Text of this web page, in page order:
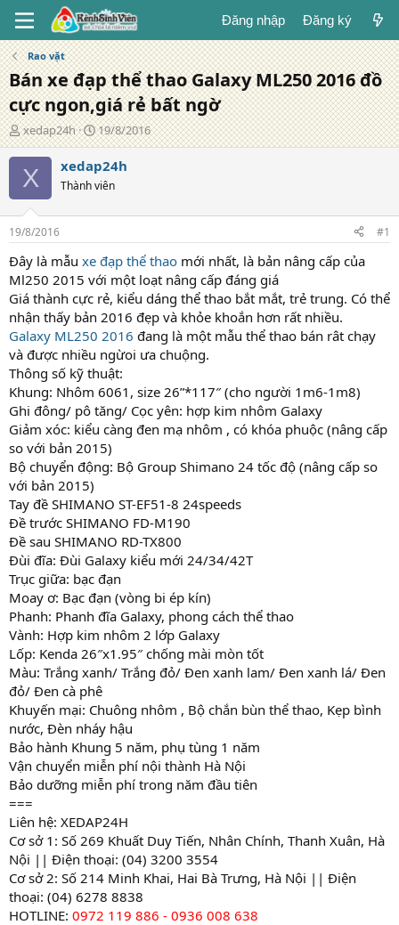
Đăng nhập Đăng ký
Rao vặt
Bán xe đạp thể thao Galaxy ML250 2016 đồ
cực ngon,giá rẻ bất ngờ
T
á
c
g
ả
xedap24h
N
g
à
y
đ
g
19/8/2016
X xedap24h
Thành viên
19/8/2016 #1
Đây là mẫu xe đạp thể thao mới nhất, là bản nâng cấp của
Ml250 2015 với một loạt nâng cấp đáng giá
Giá thành cực rẻ, kiểu dáng thể thao bắt mắt, trẻ trung. Có thể
nhận thấy bản 2016 đẹp và khỏe khoắn hơn rất nhiều.
Galaxy ML250 2016 đang là một mẫu thể thao bán rât chạy
và được nhiều ngừoi ưa chuộng.
Thông số kỹ thuật:
Khung: Nhôm 6061, size 26”*117″ (cho người 1m6-1m8)
Ghi đông/ pô tăng/ Cọc yên: hợp kim nhôm Galaxy
Giảm xóc: kiểu càng đen mạ nhôm , có khóa phuộc (nâng cấp
so với bản 2015)
Bộ chuyển động: Bộ Group Shimano 24 tốc độ (nâng cấp so
với bản 2015)
Tay đề SHIMANO ST-EF51-8 24speeds
Đề trước SHIMANO FD-M190
Đề sau SHIMANO RD-TX800
Đùi đĩa: Đùi Galaxy kiểu mới 24/34/42T
Trục giữa: bạc đạn
Moay ơ: Bạc đạn (vòng bi ép kín)
Phanh: Phanh đĩa Galaxy, phong cách thể thao
Vành: Hợp kim nhôm 2 lớp Galaxy
Lốp: Kenda 26″x1.95″ chống mài mòn tốt
Màu: Trắng xanh/ Trắng đỏ/ Đen xanh lam/ Đen xanh lá/ Đen
đỏ/ Đen cà phê
Khuyến mại: Chuông nhôm , Bộ chắn bùn thể thao, Kẹp bình
nước, Đèn nháy hậu
Bảo hành Khung 5 năm, phụ tùng 1 năm
Vận chuyển miễn phí nội thành Hà Nội
Bảo dưỡng miễn phí trong năm đầu tiên
===
Liên hệ: XEDAP24H
Cơ sở 1: Số 269 Khuất Duy Tiến, Nhân Chính, Thanh Xuân, Hà
Nội || Điện thoại: (04) 3200 3554
Cơ sở 2: Số 214 Minh Khai, Hai Bà Trưng, Hà Nội || Điện
thoại: (04) 6278 8838
HOTLINE: 0972 119 886 - 0936 008 638